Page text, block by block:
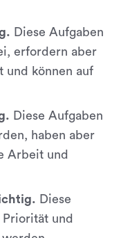
Diese Aufgaben
erfordern aber
und können auf
Diese Aufgaben
haben aber
Arbeit und
Diese
und